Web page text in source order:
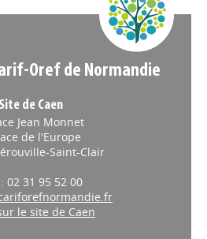
Oref de Normandie
Site de Caen
Jean Monnet
de l'Europe
Saint-Clair
02 31 95 52 00
le site de Caen